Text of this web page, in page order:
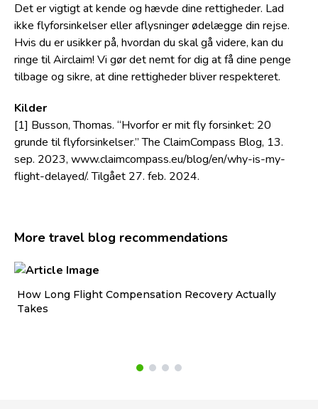
Det er vigtigt at kende og hævde dine rettigheder. Lad
ikke flyforsinkelser eller aflysninger ødelægge din rejse.
Hvis du er usikker på, hvordan du skal gå videre, kan du
ringe til Airclaim! Vi gør det nemt for dig at få dine penge
tilbage og sikre, at dine rettigheder bliver respekteret.
Kilder
[1] Busson, Thomas. “Hvorfor er mit fly forsinket: 20
grunde til flyforsinkelser.” The ClaimCompass Blog, 13.
sep. 2023, www.claimcompass.eu/blog/en/why-is-my-
flight-delayed/. Tilgået 27. feb. 2024.
More travel blog recommendations
How Long Flight Compensation Recovery Actually
Takes